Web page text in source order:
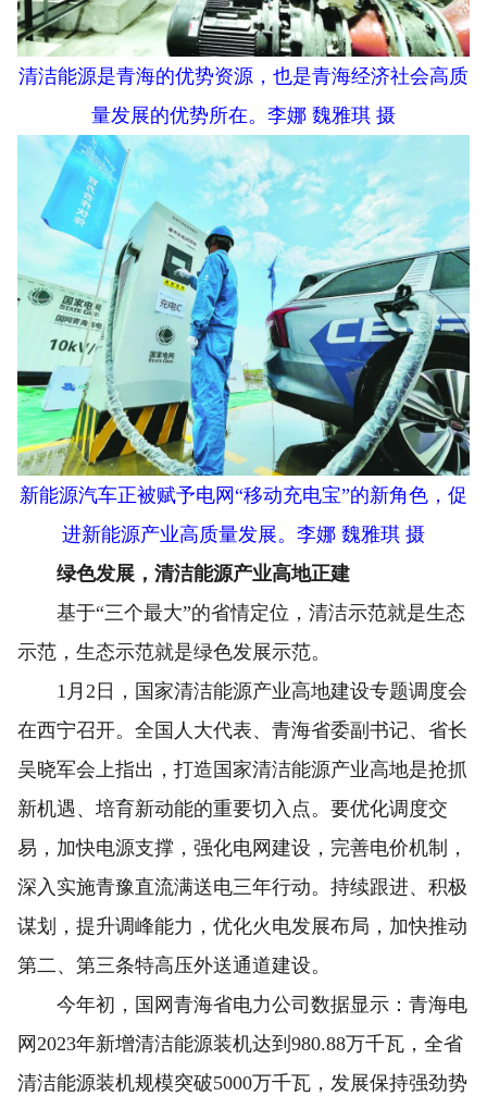
清洁能源是青海的优势资源，也是青海经济社会高质
量发展的优势所在。李娜 魏雅琪 摄
新能源汽车正被赋予电网“移动充电宝”的新角色，促
进新能源产业高质量发展。李娜 魏雅琪 摄
绿色发展，清洁能源产业高地正建
基于“三个最大”的省情定位，清洁示范就是生态
示范，生态示范就是绿色发展示范。
1月2日，国家清洁能源产业高地建设专题调度会
在西宁召开。全国人大代表、青海省委副书记、省长
吴晓军会上指出，打造国家清洁能源产业高地是抢抓
新机遇、培育新动能的重要切入点。要优化调度交
易，加快电源支撑，强化电网建设，完善电价机制，
深入实施青豫直流满送电三年行动。持续跟进、积极
谋划，提升调峰能力，优化火电发展布局，加快推动
第二、第三条特高压外送通道建设。
今年初，国网青海省电力公司数据显示：青海电
网2023年新增清洁能源装机达到980.88万千瓦，全省
清洁能源装机规模突破5000万千瓦，发展保持强劲势